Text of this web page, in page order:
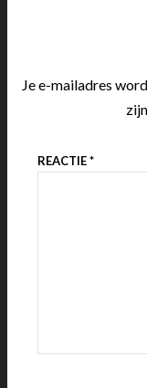
Je e-mailadres
REACTIE*